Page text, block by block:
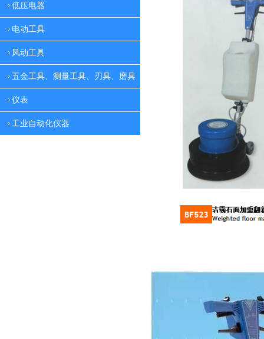
低压电器
电动工具
风动工具
五金工具、测量工具、刃具、磨具
仪表
工业自动化仪器